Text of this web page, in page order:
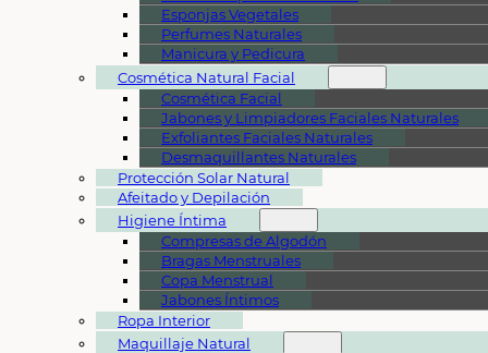
Esponjas Vegetales
Perfumes Naturales
Manicura y Pedicura
Cosmética Natural Facial
Cosmética Facial
Jabones y Limpiadores Faciales Naturales
Exfoliantes Faciales Naturales
Desmaquillantes Naturales
Protección Solar Natural
Afeitado y Depilación
Higiene Íntima
Compresas de Algodón
Bragas Menstruales
Copa Menstrual
Jabones Íntimos
Ropa Interior
Maquillaje Natural